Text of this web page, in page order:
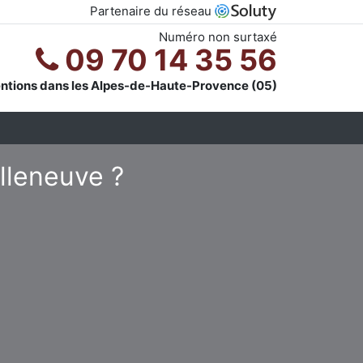
Partenaire du réseau
Numéro non surtaxé
09 70 14 35 56
dans les Alpes-de-Haute-Provence (05)
?